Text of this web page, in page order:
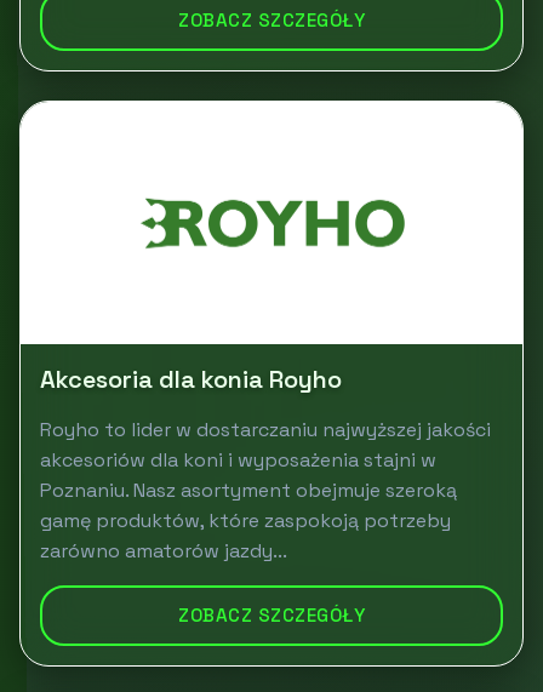
ZOBACZ SZCZEGÓŁY
Akcesoria dla konia Royho
Royho to lider w dostarczaniu najwyższej jakości
akcesoriów dla koni i wyposażenia stajni w
Poznaniu. Nasz asortyment obejmuje szeroką
gamę produktów, które zaspokoją potrzeby
zarówno amatorów jazdy...
ZOBACZ SZCZEGÓŁY